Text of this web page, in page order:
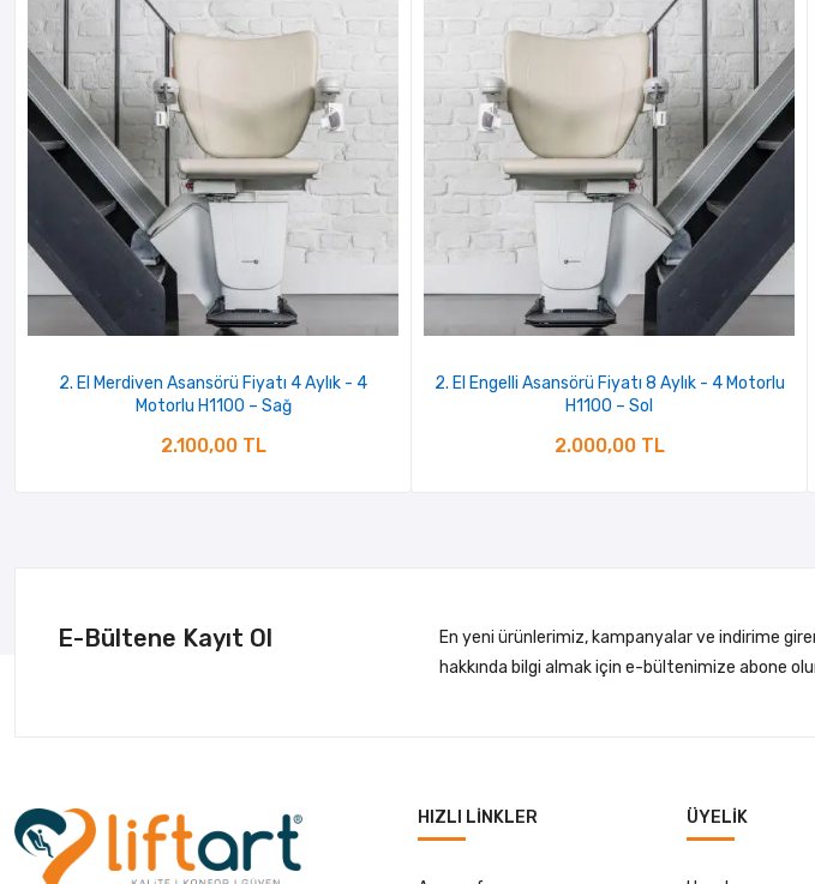
2. El Merdiven Asansörü Fiyatı 4 Aylık - 4
Motorlu H1100 – Sağ
2.100,00 TL
2. El Engelli Asansörü Fiyatı 8 Aylık - 4 Motorlu
H1100 – Sol
2.000,00 TL
E-Bültene Kayıt Ol
En yeni ürünlerimiz, kampanyalar ve indirime
hakkında bilgi almak için e-bültenimize abone
HIZLI LINKLER ÜYELIK